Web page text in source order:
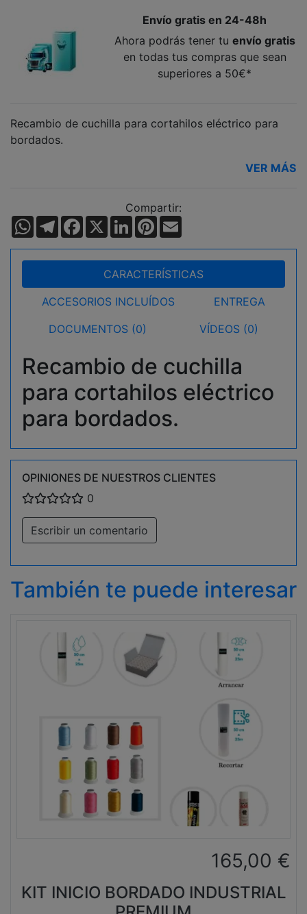
Envío gratis en 24-48h
Ahora podrás tener tu envío gratis
en todas tus compras que sean
superiores a 50€*
Recambio de cuchilla para cortahilos eléctrico para
bordados.
VER MÁS
Compartir:
WhatsApp
TelegramFacebook
X LinkedInPinterest
CARACTERÍSTICAS
ACCESORIOS INCLUÍDOS
ENTREGA
DOCUMENTOS (0)
VÍDEOS (0)
Recambio de cuchilla
para cortahilos eléctrico
para bordados.
OPINIONES DE NUESTROS CLIENTES
0
Escribir un comentario
También te puede interesar
165,00 €
KIT INICIO BORDADO INDUSTRIAL